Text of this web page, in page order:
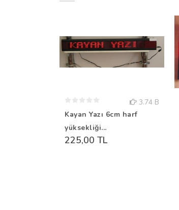
3.74 B
Kayan Yazı 6cm harf
yüksekliği...
225,00 TL